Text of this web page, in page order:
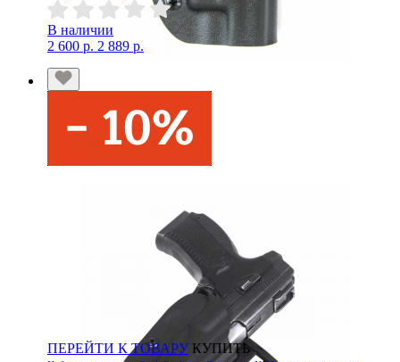
В наличии
2 600 р. 2 889 р.
ПЕРЕЙТИ К ТОВАРУ КУПИТЬ